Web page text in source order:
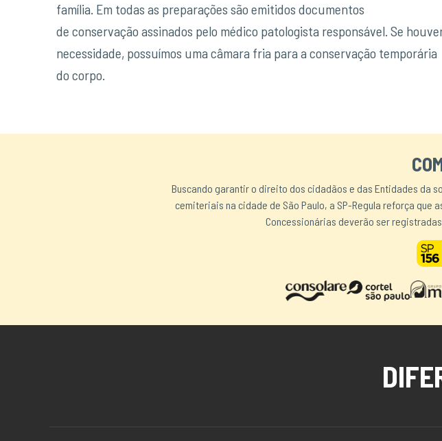
família. Em todas as preparações são emitidos documentos
de conservação assinados pelo médico patologista responsável. Se
necessidade, possuímos uma câmara fria para a conservação temporária
do corpo.
Buscando garantir o direito dos cidadãos e das Entidades da
cemiteriais na cidade de São Paulo, a SP-Regula reforça
Concessionárias deverão ser